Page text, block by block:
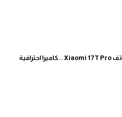
مراجعة الهاتف Xiaomi 17T Pro .. كاميرا احترافية